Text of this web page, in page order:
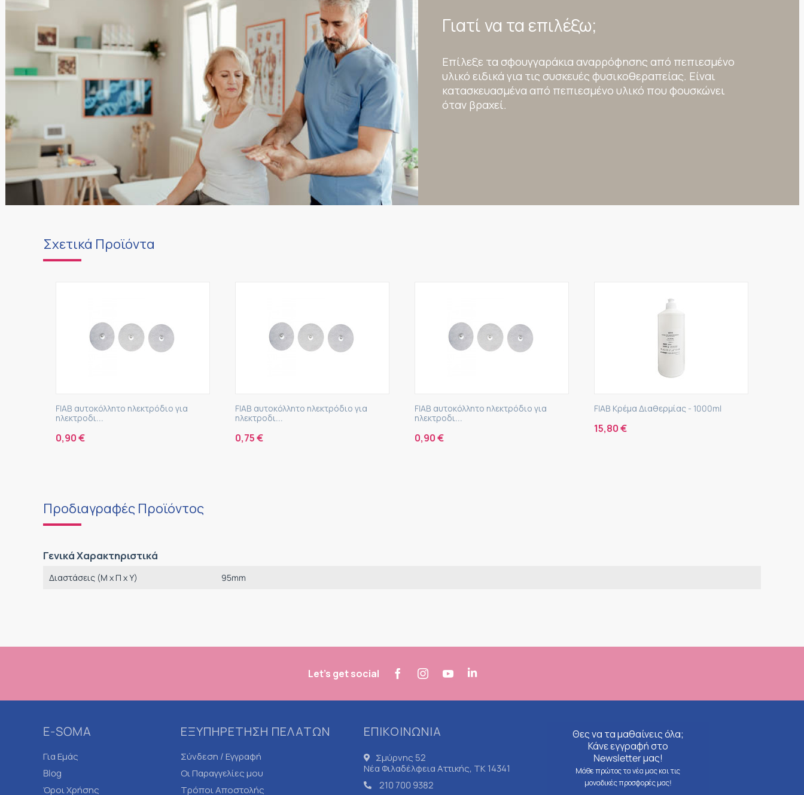
Γιατί να τα επιλέξω;
Επίλεξε τα σφουγγαράκια αναρρόφησης από πεπιεσμένο
υλικό ειδικά για τις συσκευές φυσικοθεραπείας. Είναι
κατασκευασμένα από πεπιεσμένο υλικό που φουσκώνει
όταν βραχεί.
Σχετικά Προϊόντα
FIAB αυτοκόλλητο ηλεκτρόδιο για
ηλεκτροδι...
0,90€
FIAB αυτοκόλλητο ηλεκτρόδιο για
ηλεκτροδι...
0,75€
FIAB αυτοκόλλητο ηλεκτρόδιο για
ηλεκτροδι...
0,90€
FIAB Κρέμα Διαθερμίας - 1000ml
15,80€
Προδιαγραφές Προϊόντος
Γενικά Χαρακτηριστικά
Διαστάσεις (M x Π x Υ) 95mm
Let's get social
E-SOMA
Για Εμάς
Blog
Όροι Χρήσης
ΕΞΥΠΗΡΕΤΗΣΗ ΠΕΛΑΤΩΝ
Σύνδεση / Εγγραφή
Οι Παραγγελίες μου
Τρόποι Αποστολής
ΕΠΙΚΟΙΝΩΝΙΑ
Σμύρνης 52
Νέα Φιλαδέλφεια Αττικής, ΤΚ 14341
210 700 9382
Θες να τα μαθαίνεις όλα;
Κάνε εγγραφή στο
Newsletter μας!
Μάθε πρώτος τα νέα μας και τις
μοναδικές προσφορές μας!